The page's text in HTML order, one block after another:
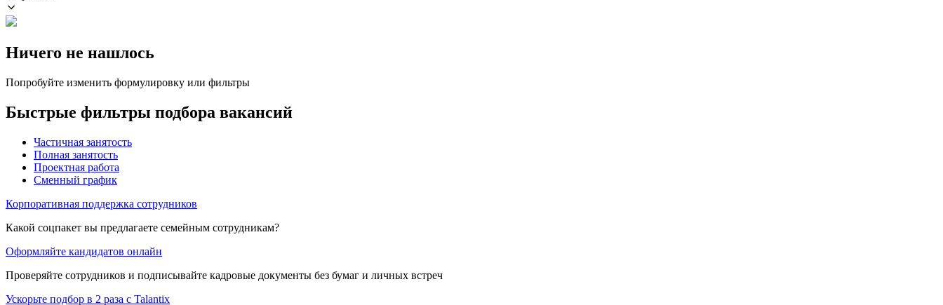
Ничего не нашлось
Попробуйте изменить формулировку или фильтры
Быстрые фильтры подбора вакансий
Частичная занятость
Полная занятость
Проектная работа
Сменный график
Корпоративная поддержка сотрудников
Какой соцпакет вы предлагаете семейным сотрудникам?
Оформляйте кандидатов онлайн
Проверяйте сотрудников и подписывайте кадровые документы без бумаг и личных встреч
Ускорьте подбор в 2 раза с Talantix